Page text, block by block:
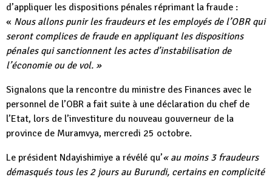
d’appliquer les dispositions pénales réprimant la fraude :
« Nous allons punir les fraudeurs et les employés de l’OBR qui
seront complices de fraude en appliquant les dispositions
pénales qui sanctionnent les actes d’instabilisation de
l’économie ou de vol. »
Signalons que la rencontre du ministre des Finances avec le
personnel de l’OBR a fait suite à une déclaration du chef de
l’Etat, lors de l’investiture du nouveau gouverneur de la
province de Muramvya, mercredi 25 octobre.
Le président Ndayishimiye a révélé qu’« au moins 3 fraudeurs
démasqués tous les 2 jours au Burundi, certains en complicité